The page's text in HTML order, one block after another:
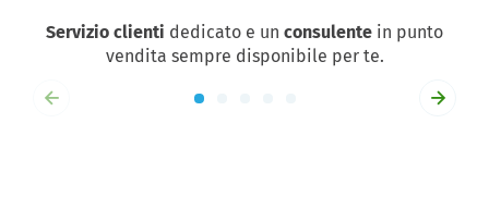
Servizio clienti dedicato e un consulente in punto
vendita sempre disponibile per te.